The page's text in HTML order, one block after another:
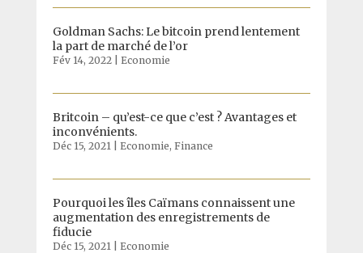
Goldman Sachs: Le bitcoin prend lentement
la part de marché de l’or
Fév 14, 2022| Economie
Britcoin – qu’est-ce que c’est ? Avantages et
inconvénients.
Déc 15, 2021 Economie, Finance
Pourquoi les îles Caïmans connaissent une
augmentation des enregistrements de
fiducie
Déc 15, 2021 Economie